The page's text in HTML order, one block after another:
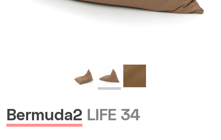
Bermuda2 LIFE 34